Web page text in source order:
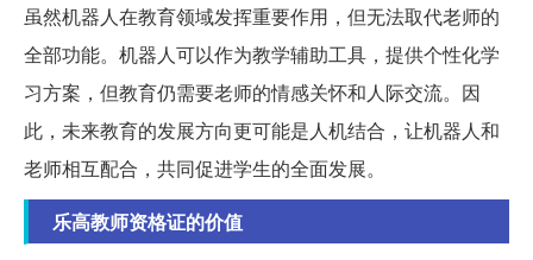
虽然机器人在教育领域发挥重要作用，但无法取代老师的
全部功能。机器人可以作为教学辅助工具，提供个性化学
习方案，但教育仍需要老师的情感关怀和人际交流。因
此，未来教育的发展方向更可能是人机结合，让机器人和
老师相互配合，共同促进学生的全面发展。
乐高教师资格证的价值